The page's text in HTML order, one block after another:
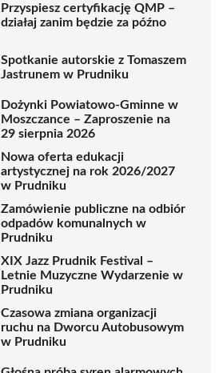
Przyspiesz certyfikację QMP –
działaj zanim będzie za późno
Spotkanie autorskie z Tomaszem
Jastrunem w Prudniku
Dożynki Powiatowo-Gminne w
Moszczance – Zaproszenie na
29 sierpnia 2026
Nowa oferta edukacji
artystycznej na rok 2026/2027
w Prudniku
Zamówienie publiczne na odbiór
odpadów komunalnych w
Prudniku
XIX Jazz Prudnik Festival –
Letnie Muzyczne Wydarzenie w
Prudniku
Czasowa zmiana organizacji
ruchu na Dworcu Autobusowym
w Prudniku